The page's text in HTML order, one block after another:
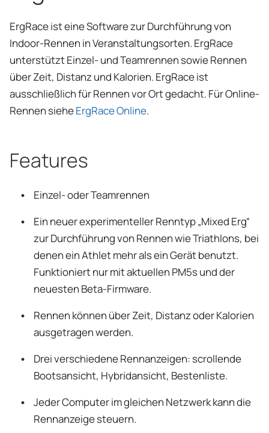
ErgRace ist eine Software zur Durchführung von
Indoor-Rennen in Veranstaltungsorten. ErgRace
unterstützt Einzel- und Teamrennen sowie Rennen
über Zeit, Distanz und Kalorien. ErgRace ist
ausschließlich für Rennen vor Ort gedacht. Für Online-
Rennen sieheErgRace Online.
Features
Einzel- oder Teamrennen
Ein neuer experimenteller Renntyp „Mixed Erg“
zur Durchführung von Rennen wie Triathlons, bei
denen ein Athlet mehr als ein Gerät benutzt.
Funktioniert nur mit aktuellen PM5s und der
neuesten Beta-Firmware.
Rennen können über Zeit, Distanz oder Kalorien
ausgetragen werden.
Drei verschiedene Rennanzeigen: scrollende
Bootsansicht, Hybridansicht, Bestenliste.
Jeder Computer im gleichen Netzwerk kann die
Rennanzeige steuern.